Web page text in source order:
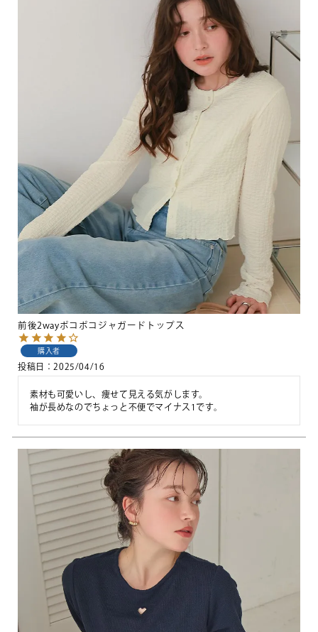
前後2wayポコポコジャガードトップス
購入者
投稿日 2025/04/16
素材も可愛いし、痩せて見える気がします。
袖が長めなのでちょっと不便でマイナス1です。